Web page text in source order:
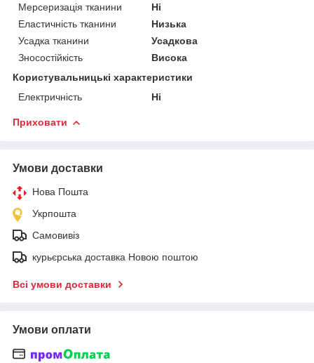
Мерсеризація тканини
Ні
Еластичність тканини
Низька
Усадка тканини
Усадкова
Зносостійкість
Висока
Користувальницькі характеристики
Електричність
Ні
Приховати
Умови доставки
Нова Пошта
Укрпошта
Самовивіз
курьєрська доставка Новою поштою
Всі умови доставки
Умови оплати